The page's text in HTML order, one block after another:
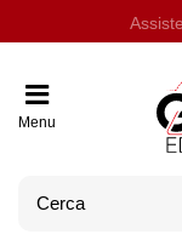
Menu